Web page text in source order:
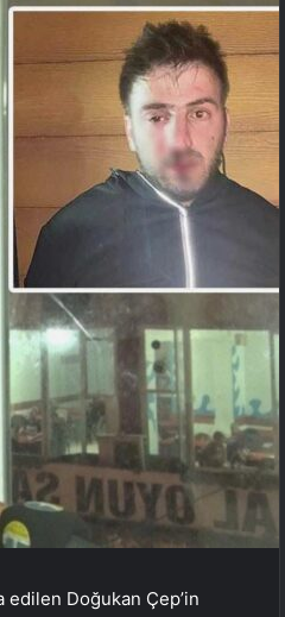
Doğukan Çep’in